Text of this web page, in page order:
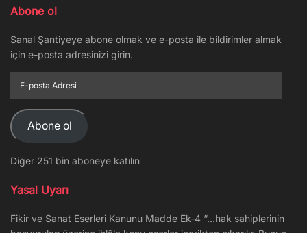
Abone ol
Sanal Şantiyeye abone olmak ve e-posta ile bildirimler almak
için e-posta adresinizi girin.
posta
Adresi
Abone ol
Diğer 251 bin aboneye katılın
Yasal Uyarı
Fikir ve Sanat Eserleri Kanunu Madde Ek-4 “…hak sahiplerinin